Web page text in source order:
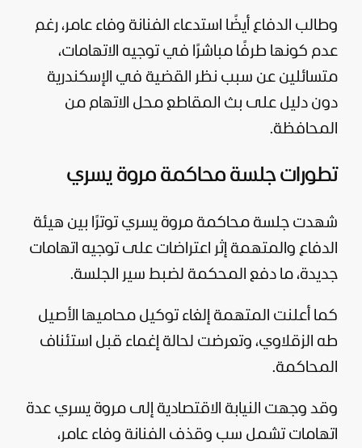
وطالب الدفاع أيضًا استدعاء الفنانة وفاء عامر، رغم
عدم كونها طرفًا مباشرًا في توجيه الاتهامات،
متسائلين عن سبب نظر القضية في الإسكندرية
دون دليل على بث المقاطع محل الاتهام من
المحافظة.
تطورات جلسة محاكمة مروة يسري
شهدت جلسة محاكمة مروة يسري توترًا بين هيئة
الدفاع والمتهمة إثر اعتراضات على توجيه اتهامات
جديدة، ما دفع المحكمة لضبط سير الجلسة.
كما أعلنت المتهمة إلغاء توكيل محاميها الأصيل
طه الزقلاوي، وتعرضت لحالة إغماء قبل استئناف
المحاكمة.
وقد وجهت النيابة الاقتصادية إلى مروة يسري عدة
اتهامات تشمل سب وقذف الفنانة وفاء عامر،